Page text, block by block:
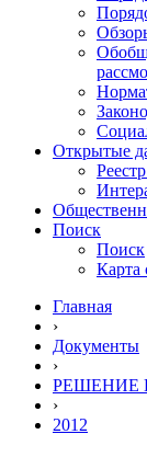
Открытые
Поиск
Поиск
Карта
Главная
›
Документы
›
РЕШЕНИЕ
›
2012